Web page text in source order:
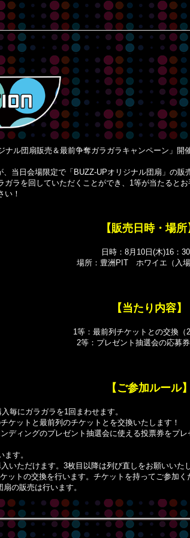
ル団扇販売＆最前争奪ガラガラキャンペーン」開
当日会場限定で「BUZZ-UPオリジナル団扇」の販
ガラを回していただくことができ、1等が当たると
い！
【販売日時・場所
日時：8月10日(木)16：
場所：豊洲PIT ホワイエ（入場
【当たり内容】
1等：最前列チケットとの交換（2
2等：プレゼント抽選会の応募券
【ご参加ルール】
毎にガラガラを1回まわせます。
ケットと最前列のチケットとを交換いたします！
ディングのプレゼント抽選会に使える投票券をプレ
す。
いただけます。3枚目以降は列び直しをお願いいたし
ットの交換を行います。チケットを持ってご参加く
の販売は行います。